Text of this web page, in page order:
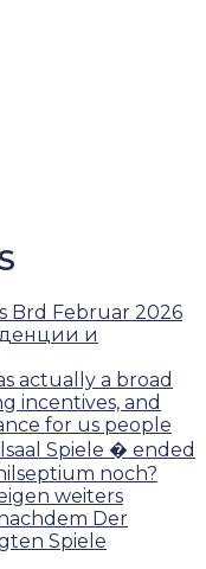
Brd Februar 2026
и
actually a broad
incentives, and
for us people
Spiele � ended
noch?
weiters
Der
Spiele